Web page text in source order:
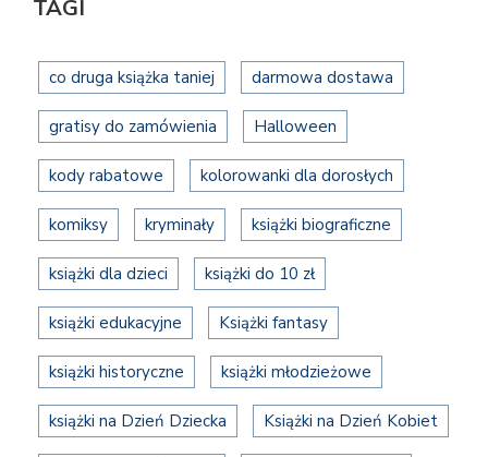
TAGI
co druga książka taniej darmowa dostawa
gratisy do zamówienia Halloween
kody rabatowe kolorowanki dla dorosłych
komiksy kryminały książki biograficzne
książki dla dzieci książki do 10 zł
książki edukacyjne Książki fantasy
książki historyczne książki młodzieżowe
książki na Dzień Dziecka Książki na Dzień Kobiet